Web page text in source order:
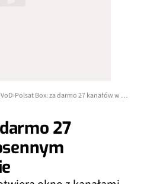
Polsat Box: za darmo 27 kanałów w wiosennym otwartym oknie
27